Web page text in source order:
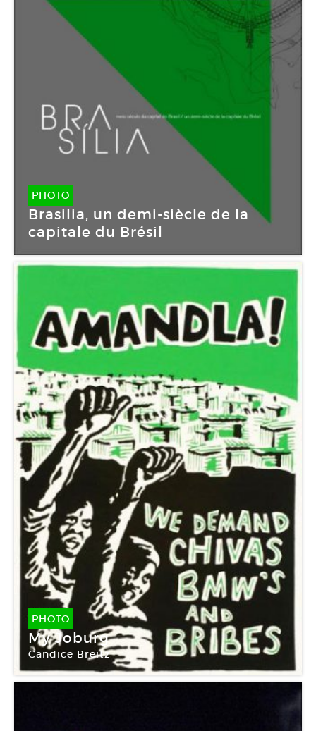
PHOTO
Brasilia, un demi-siècle de la
capitale du Brésil
PHOTO
My Joburg
Candice Breitz